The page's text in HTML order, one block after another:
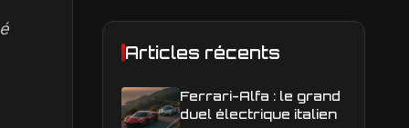
Articles récents
Ferrari-Alfa : le grand
duel électrique italien